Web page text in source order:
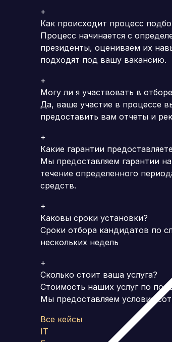
+
Как происходит процесс
Процесс начинается с
президенты, оцениваем их
подходят под вашу вакансию.
+
Могу ли я участвовать в
Да, ваше участие в процессе
предоставить вам отчеты и
+
Какие гарантии
Мы предоставляем гарантии
течение определенного
средств.
+
Каковы сроки установки?
Сроки отбора кандидатов по
нескольких недель
+
Сколько стоит ваша услуга?
Стоимость наших услуг по
Мы предоставляем условия
Все кейсы
IT